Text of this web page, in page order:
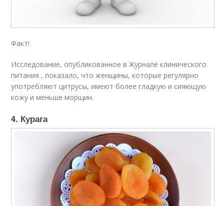
Факт!
Исследование, опубликованное в Журнале клинического
питания , показало, что женщины, которые регулярно
употребляют цитрусы, имеют более гладкую и сияющую
кожу и меньше морщин.
4. Курага